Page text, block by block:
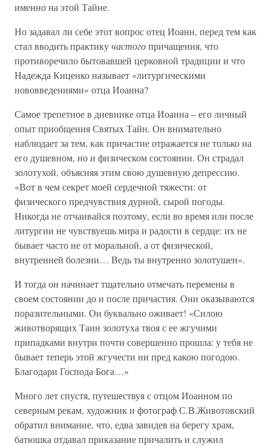
именно на этой Тайне.
Но задавал ли себе этот вопрос отец Иоанн, перед тем как
стал вводить практикучастогопричащения, что
противоречило бытовавшей церковной традиции и что
Надежда Киценко называет «литургическими
нововведениями» отца Иоанна?
Самое трепетное в дневнике отца Иоанна – его личный
опыт приобщения Святых Тайн. Он внимательно
наблюдает за тем, как причастие отражается не только на
его душевном, но и физическом состоянии. Он страдал
золотухой, объясняя этим свою душевную депрессию.
«Вот в чем секрет моей сердечной тяжести: от
физического предчувствия дурной, сырой погоды.
Никогда не отчаивайся поэтому, если во время или после
литургии не чувствуешь мира и радости в сердце: их не
бывает часто не от моральной, а от физической,
внутренней болезни… Ведь ты внутренно золотушен».
И тогда он начинает тщательно отмечать перемены в
своем состоянии до и после причастия. Они оказываются
поразительными. Он буквально оживает! «Силою
животворящих Таин золотуха твоя с ее жгучими
припадками внутри почти совершенно прошла: у тебя не
бывает теперь этой жгучести ни пред какою погодою.
Благодари Господа Бога…»
Много лет спустя, путешествуя с отцом Иоанном по
северным рекам, художник и фотограф С.В.Животовский
обратил внимание, что, едва завидев на берегу храм,
батюшка отдавал приказание причалить и служил